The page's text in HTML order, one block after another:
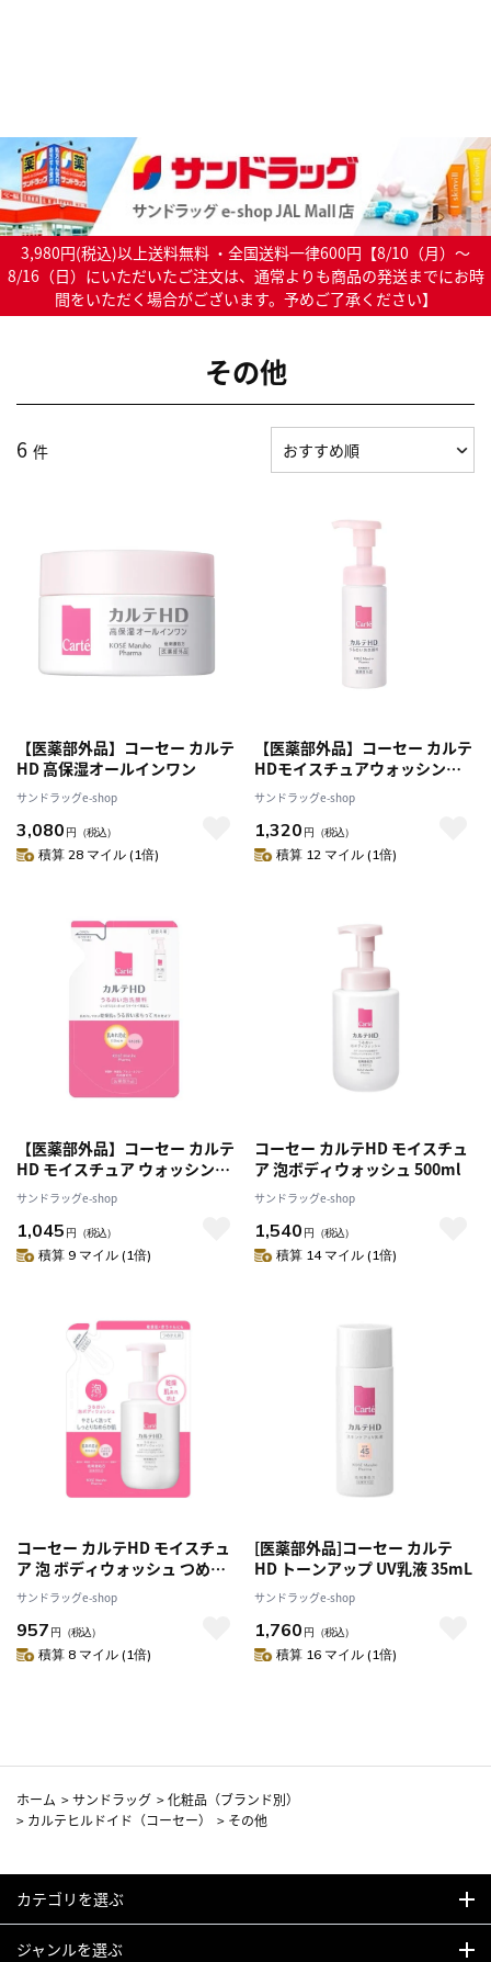
3,980円(税込)以上送料無料 ・全国送料一律600円【8/10（月）～
8/16（日）にいただいたご注文は、通常よりも商品の発送までにお時
間をいただく場合がございます。予めご了承ください】
その他
6 件
【医薬部外品】コーセー カルテ
HD 高保湿オールインワン
サンドラッグe-shop
3,080 円 （税込）
積算 28 マイル (1倍)
【医薬部外品】コーセー カルテ
HDモイスチュアウォッシング
フォーム 150ml
サンドラッグe-shop
1,320 円 （税込）
積算 12 マイル (1倍)
【医薬部外品】コーセー カルテ
HD モイスチュア ウォッシング
サンドラッグe-shop
1,045 円 （税込）
積算 9 マイル (1倍)
コーセー カルテHD モイスチュ
ア 泡ボディウォッシュ 500ml
サンドラッグe-shop
1,540 円 （税込）
積算 14 マイル (1倍)
コーセー カルテHD モイスチュ
ア 泡 ボディウォッシュ つめか
え 380ml
サンドラッグe-shop
957 円 （税込）
積算 8 マイル (1倍)
[医薬部外品]コーセー カルテ
HD トーンアップ UV乳液 35mL
サンドラッグe-shop
1,760 円 （税込）
積算 16 マイル (1倍)
ホーム >サンドラッグ >化粧品（ブランド別）
> カルテヒルドイド（コーセー） > その他
カテゴリを選ぶ
ジャンルを選ぶ